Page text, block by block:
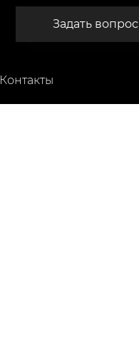
Задать вопрос
Контакты